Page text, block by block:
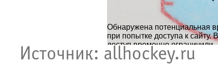
​Источник: allhockey.ru